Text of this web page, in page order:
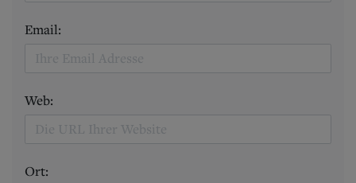
Email:
Web:
Ort: